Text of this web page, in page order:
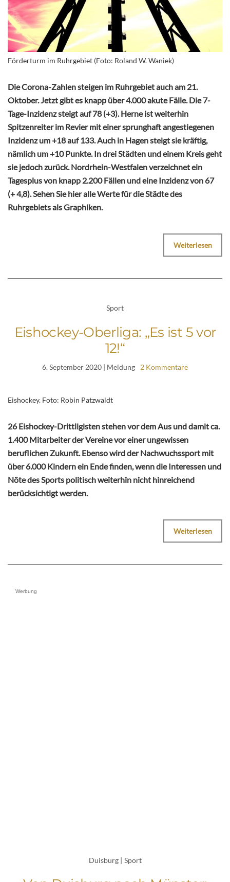
Förderturm im Ruhrgebiet (Foto: Roland W. Waniek)
Die Corona-Zahlen steigen im Ruhrgebiet auch am 21.
Oktober. Jetzt gibt es knapp über 4.000 akute Fälle. Die 7-
Tage-Inzidenz steigt auf 78 (+3). Herne ist weiterhin
Spitzenreiter im Revier mit einer sprunghaft angestiegenen
Inzidenz um +18 auf 133. Auch in Hagen steigt sie kräftig,
nämlich um +10 Punkte. In drei Städten und einem Kreis geht
sie jedoch zurück. Nordrhein-Westfalen verzeichnet ein
Tagesplus von knapp 2.200 Fällen und eine Inzidenz von 67
(+ 4,8). Sehen Sie hier alle Werte für die Städte des
Ruhrgebiets als Graphiken.
Weiterlesen
Sport
Eishockey-Oberliga: „Es ist 5 vor
12!“
6. September 2020 | Meldung 2 Kommentare
Eishockey. Foto: Robin Patzwaldt
26 Eishockey-Drittligisten stehen vor dem Aus und damit ca.
1.400 Mitarbeiter der Vereine vor einer ungewissen
beruflichen Zukunft. Ebenso wird der Nachwuchssport mit
über 6.000 Kindern ein Ende finden, wenn die Interessen und
Nöte des Sports politisch weiterhin nicht hinreichend
berücksichtigt werden.
Weiterlesen
Werbung
Duisburg | Sport